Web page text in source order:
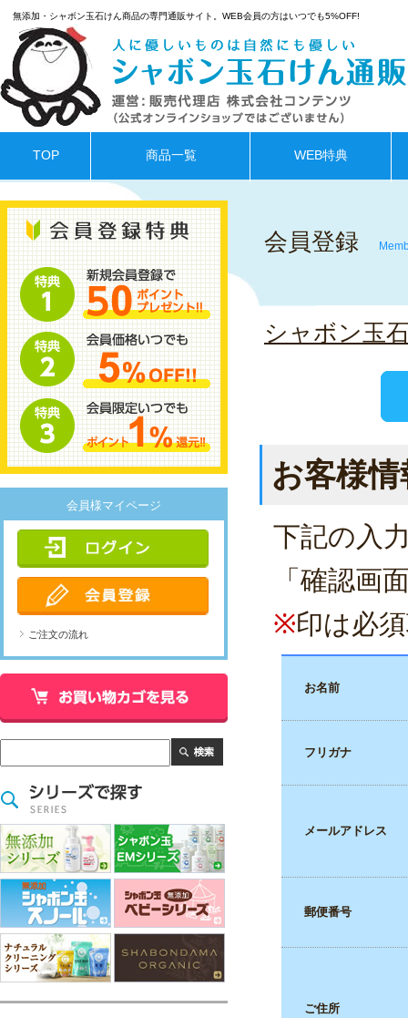
無添加・シャボン玉石けん商品の専門通販サイト。WEB会員の方はいつでも5%OFF!
TOP 商品一覧 WEB特典
会員様マイページ
ご注文の流れ
会員登録
シャボン玉
お客様情
下記の入
「確認画
※印は必
お名前
フリガナ
メールアドレス
郵便番号
ご住所